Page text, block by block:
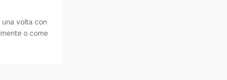
una volta con
o come